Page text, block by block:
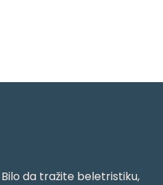
da tražite beletristiku,